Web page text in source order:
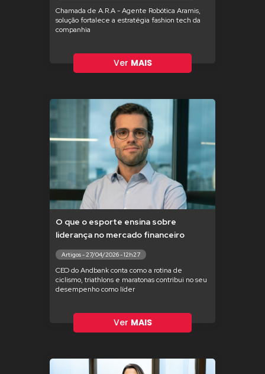
Chamada de A.R.A - Agente Robótica Aramis,
solução fortalece a estratégia fashion tech da
companhia
Ver MAIS
O que o esporte ensina sobre
liderança no mercado financeiro
Artigos - 27/04/2026 - 12h27
CEO do Andbank conta como a rotina de
ciclismo, triathlons e maratonas contribui no seu
desempenho como líder
Ver MAIS